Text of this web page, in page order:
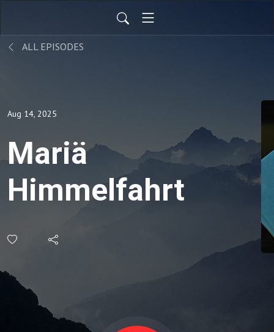
ALL EPISODES
Aug 14, 2025
Mariä
Himmelfahrt